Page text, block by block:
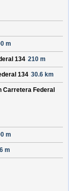
m
134 210 m
134 30.6 km
Carretera Federal
m
m